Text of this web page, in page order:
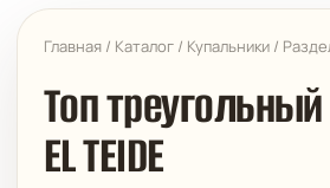
Главная / Каталог / Купальники /
Топ треугольный
EL TEIDE